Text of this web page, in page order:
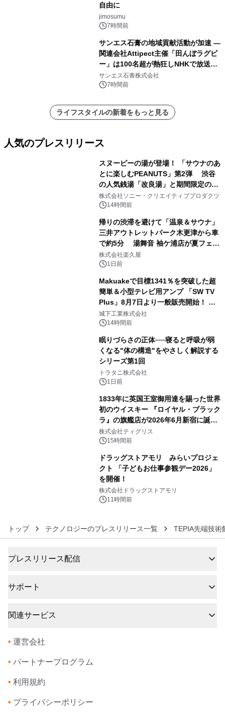
自由に
jimosumu
7時間前
サンエス石膏の地域貢献活動が加速 ―
関連会社Attipect主催「田んぼラグビ
ー」は100名超が熱狂しNHKで放送さ
れました。
サンエス石膏株式会社
7時間前
ライフスタイルの新着をもっと見る
人気のプレスリリース
スヌーピーの湯が登場！ 「サウナのあ
とに楽しむPEANUTS」第2弾 渋谷
の人気銭湯「改良湯」と期間限定のコ
ラボレーション サウナイキタイコラ
ボグッズも発売決定！
株式会社ソニー・クリエイティブプロダクツ
14時間前
帰りの渋滞を避けて「温泉＆サウナ」
三井アウトレットパーク木更津から車
で約5分 湯舞音 袖ケ浦店が夏フェア
メニューを提供
株式会社楽久屋
1日前
Makuakeで目標1341％を突破した超
簡単＆小型テレビ用アンプ 「SW TV
Plus」8月7日より一般販売開始！ ケ
ーブル1本つなぐだけ、テレビの音が
ぐっと豊かに
城下工業株式会社
14時間前
眠りづらさの正体──寝ると呼吸が弱
くなる"体の構造"をやさしく解説する
シリーズ第1回
トラタニ株式会社
1日前
1833年に英国王室御用達を賜った世界
初のウイスキー 『ロイヤル・ブラック
ラ』の旗艦店が2026年6月新宿に誕
生 バカルディ ジャパンと連携した
没入型バー「BAR Arca」
株式会社ティグリス
15時間前
ドラッグストアモリ みらいプロジェ
クト 「子どもお仕事参観デー2026」
を開催！
株式会社ドラッグストアモリ
11時間前
トップ テクノロジーのプレスリリース一覧 TEPIA先端技術
プレスリリース配信
サポート
関連サービス
• 運営会社
• パートナープログラム
• 利用規約
• プライバシーポリシー